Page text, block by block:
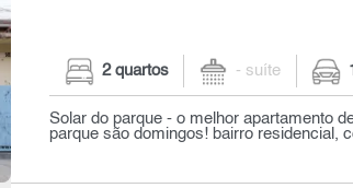
2 quartos - suíte
Solar do parque - o melhor apartamento
parque são domingos! bairro residencial,